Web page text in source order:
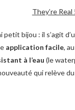
They’re
bijou : il s’agit
application facile,
à l’eau (le
qui relève